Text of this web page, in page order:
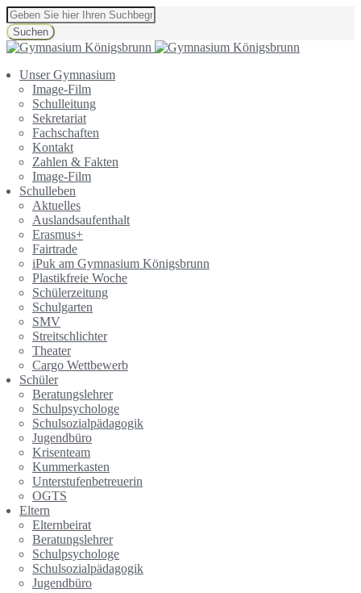
Suchen
Unser Gymnasium
Image-Film
Schulleitung
Sekretariat
Fachschaften
Kontakt
Zahlen & Fakten
Image-Film
Schulleben
Aktuelles
Auslandsaufenthalt
Erasmus+
Fairtrade
iPuk am Gymnasium Königsbrunn
Plastikfreie Woche
Schülerzeitung
Schulgarten
SMV
Streitschlichter
Theater
Cargo Wettbewerb
Schüler
Beratungslehrer
Schulpsychologe
Schulsozialpädagogik
Jugendbüro
Krisenteam
Kummerkasten
Unterstufenbetreuerin
OGTS
Eltern
Elternbeirat
Beratungslehrer
Schulpsychologe
Schulsozialpädagogik
Jugendbüro